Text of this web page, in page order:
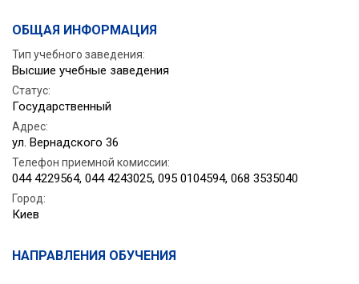
ОБЩАЯ ИНФОРМАЦИЯ
Тип учебного заведения:
Высшие учебные заведения
Статус:
Государственный
Адрес:
ул. Вернадского 36
Телефон приемной комиссии:
044 4229564, 044 4243025, 095 0104594, 068 3535040
Город:
Киев
НАПРАВЛЕНИЯ ОБУЧЕНИЯ